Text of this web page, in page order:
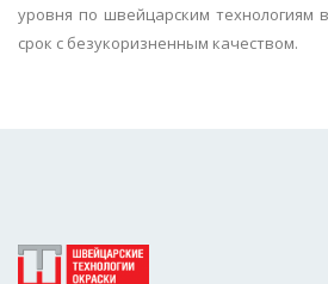
уровня по швейцарским технологиям
срок с безукоризненным качеством.